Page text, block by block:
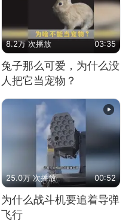
8.2万 次播放 03:35
兔子那么可爱，为什么没
人把它当宠物？
25.0万 次播放 00:52
为什么战斗机要追着导弹
飞行